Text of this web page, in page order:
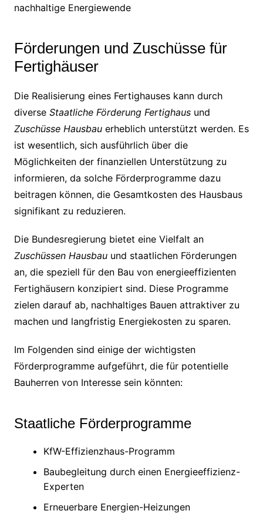
nachhaltige Energiewende
Förderungen und Zuschüsse für
Fertighäuser
Die Realisierung eines Fertighauses kann durch
diverse Staatliche Förderung Fertighausund
Zuschüsse Hausbauerheblich unterstützt werden. Es
ist wesentlich, sich ausführlich über die
Möglichkeiten der finanziellen Unterstützung zu
informieren, da solche Förderprogramme dazu
beitragen können, die Gesamtkosten des Hausbaus
signifikant zu reduzieren.
Die Bundesregierung bietet eine Vielfalt an
Zuschüssen Hausbauund staatlichen Förderungen
an, die speziell für den Bau von energieeffizienten
Fertighäusern konzipiert sind. Diese Programme
zielen darauf ab, nachhaltiges Bauen attraktiver zu
machen und langfristig Energiekosten zu sparen.
Im Folgenden sind einige der wichtigsten
Förderprogramme aufgeführt, die für potentielle
Bauherren von Interesse sein könnten:
Staatliche Förderprogramme
KfW-Effizienzhaus-Programm
Baubegleitung durch einen Energieeffizienz-
Experten
Erneuerbare Energien-Heizungen